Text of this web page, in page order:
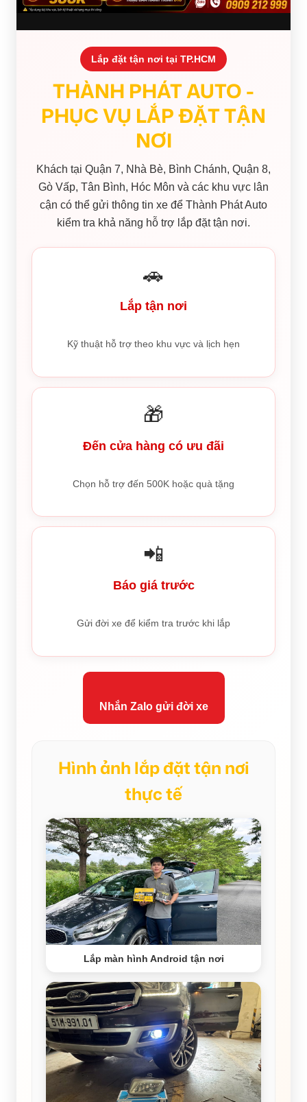
Lắp đặt tận nơi tại TP.HCM
THÀNH PHÁT AUTO -
PHỤC VỤ LẮP ĐẶT TẬN
NƠI
Khách tại Quận 7, Nhà Bè, Bình Chánh, Quận 8,
Gò Vấp, Tân Bình, Hóc Môn và các khu vực lân
cận có thể gửi thông tin xe để Thành Phát Auto
kiểm tra khả năng hỗ trợ lắp đặt tận nơi.
🚗
Lắp tận nơi
Kỹ thuật hỗ trợ theo khu vực và lịch hẹn
🎁
Đến cửa hàng có ưu đãi
Chọn hỗ trợ đến 500K hoặc quà tặng
📲
Báo giá trước
Gửi đời xe để kiểm tra trước khi lắp
Nhắn Zalo gửi đời xe
Hình ảnh lắp đặt tận nơi
thực tế
Lắp màn hình Android tận nơi